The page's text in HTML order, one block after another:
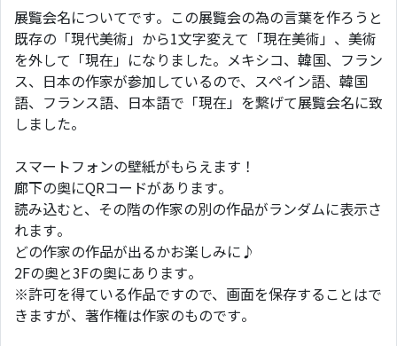
展覧会名についてです。この展覧会の為の言葉を作ろうと
既存の「現代美術」から1文字変えて「現在美術」、美術
を外して「現在」になりました。メキシコ、韓国、フラン
ス、日本の作家が参加しているので、スペイン語、韓国
語、フランス語、日本語で「現在」を繋げて展覧会名に致
しました。
スマートフォンの壁紙がもらえます！
廊下の奥にQRコードがあります。
読み込むと、その階の作家の別の作品がランダムに表示さ
れます。
どの作家の作品が出るかお楽しみに♪
2Fの奥と3Fの奥にあります。
※許可を得ている作品ですので、画面を保存することはで
きますが、著作権は作家のものです。